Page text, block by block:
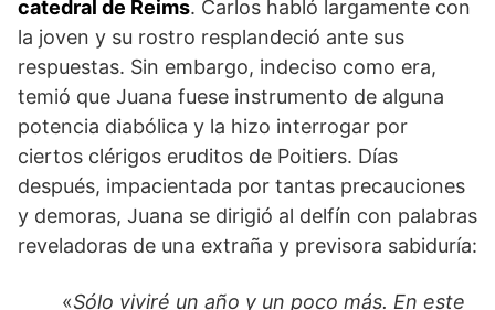
catedral de Reims. Carlos habló largamente con
la joven y su rostro resplandeció ante sus
respuestas. Sin embargo, indeciso como era,
temió que Juana fuese instrumento de alguna
potencia diabólica y la hizo interrogar por
ciertos clérigos eruditos de Poitiers. Días
después, impacientada por tantas precauciones
y demoras, Juana se dirigió al delfín con palabras
reveladoras de una extraña y previsora sabiduría:
«Sólo viviré un año y un poco más. En este